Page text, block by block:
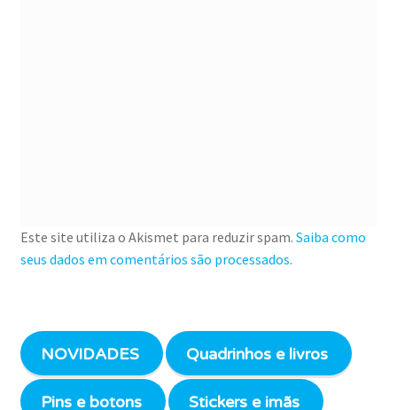
Este site utiliza o Akismet para reduzir spam. Saiba como
seus dados em comentários são processados.
NOVIDADES Quadrinhos e livros
Pins e botons Stickers e imãs